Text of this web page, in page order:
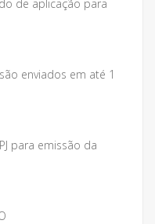
de aplicação para
enviados em até 1
para emissão da